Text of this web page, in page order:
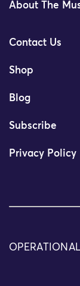
About The
Contact Us
Shop
Blog
Subscribe
Privacy Policy